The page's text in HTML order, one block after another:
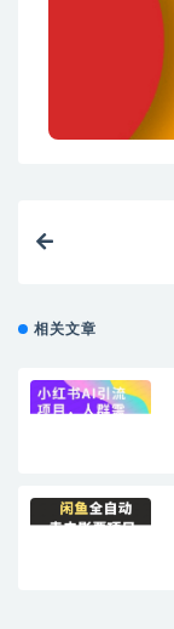
相关文章